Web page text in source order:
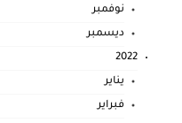
نوفمبر
ديسمبر
2022
يناير
فبراير